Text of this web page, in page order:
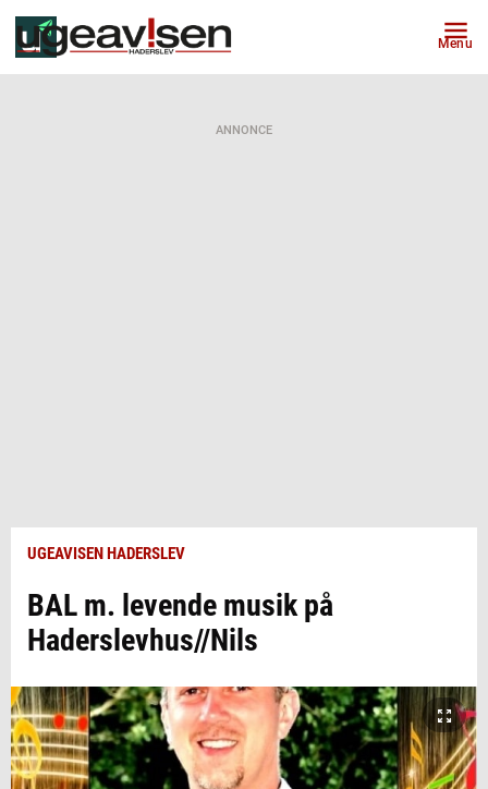
Menu
ANNONCE
UGEAVISEN HADERSLEV
BAL m. levende musik på
Haderslevhus//Nils